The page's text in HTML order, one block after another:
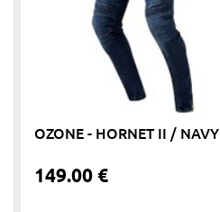
OZONE - HORNET II / NAVY
149.00 €